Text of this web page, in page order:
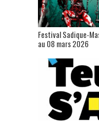
Festival Sadique-
au 08 mars 2026